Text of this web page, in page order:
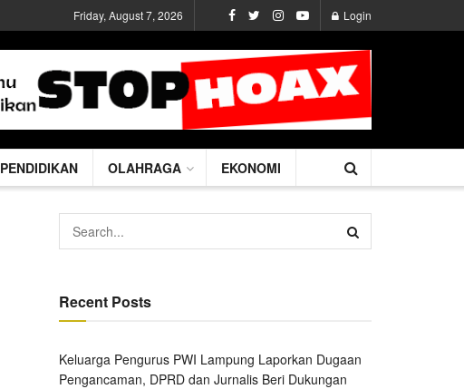
Friday, August 7, 2026 Login
PENDIDIKAN OLAHRAGA EKONOMI
Recent Posts
Keluarga Pengurus PWI Lampung Laporkan Dugaan
Pengancaman, DPRD dan Jurnalis Beri Dukungan